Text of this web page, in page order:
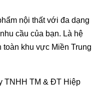
nội thất với đa dạng
cầu của bạn. Là hệ
khu vực Miền Trung
TNHH TM & ĐT Hiệp